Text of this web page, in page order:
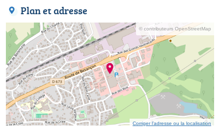
Plan et adresse
© contributeurs OpenStreetMap
Corriger l’adresse ou la localisation